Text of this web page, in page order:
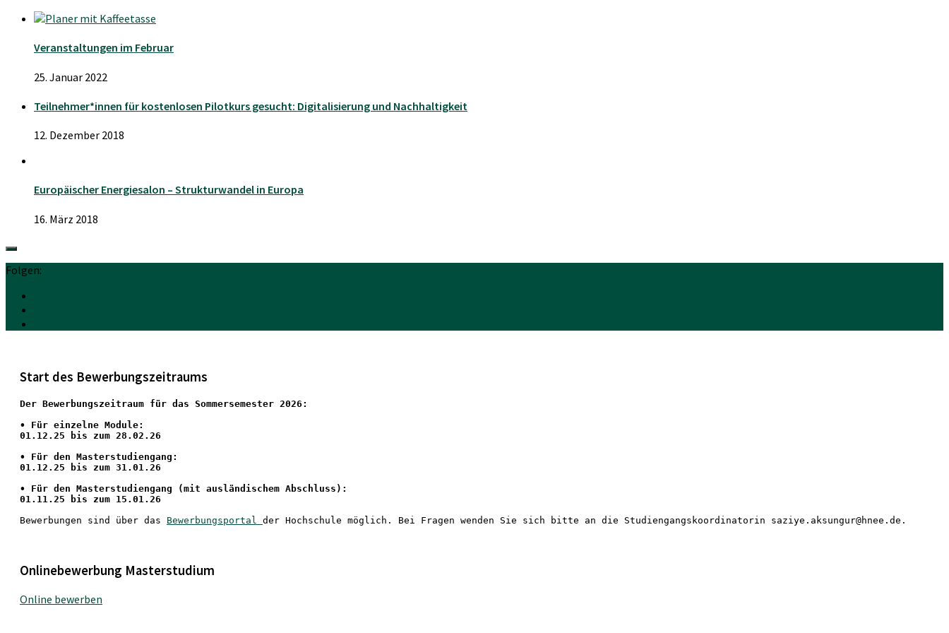
Veranstaltungen im Februar
25. Januar 2022
Teilnehmer*innen für kostenlosen Pilotkurs gesucht: Digitalisierung und Nachhaltigkeit
12. Dezember 2018
Europäischer Energiesalon – Strukturwandel in Europa
16. März 2018
Folgen:
Start des Bewerbungszeitraums
Der Bewerbungszeitraum für das Sommersemester 2026:
• Für einzelne Module:
01.12.25 bis zum 28.02.26
• Für den Masterstudiengang:
01.12.25 bis zum 31.01.26
• Für den Masterstudiengang (mit ausländischem Abschluss):
01.11.25 bis zum 15.01.26
Bewerbungen sind über das Bewerbungsportal der Hochschule möglich. Bei Fragen wenden Sie sich bitte an die Studiengangskoordinatorin saziye.aksungur@hnee.de.
Onlinebewerbung Masterstudium
Online bewerben